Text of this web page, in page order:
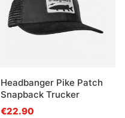
Headbanger Pike Patch
Snapback Trucker
€22.90